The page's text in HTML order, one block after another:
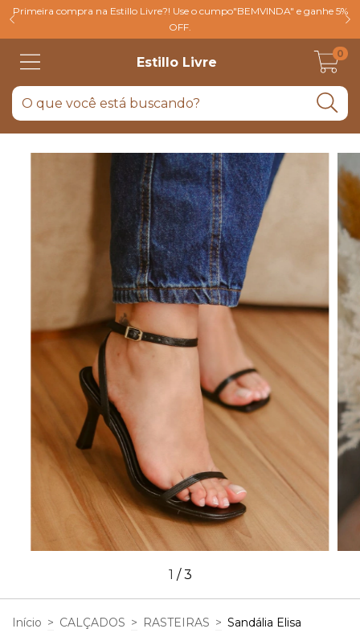
Primeira compra na Estillo Livre?! Use o cumpo"BEMVINDA" e ganhe 5%
OFF.
Estillo Livre
0
1 /3
Início > CALÇADOS > RASTEIRAS > Sandália Elisa